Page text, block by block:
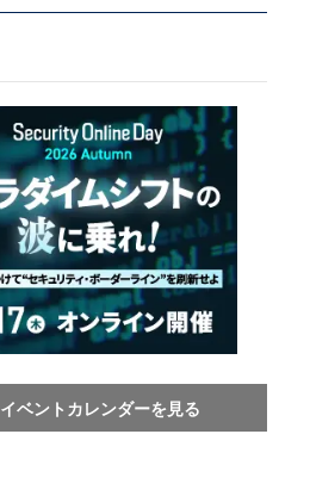
イベントカレンダーを見る